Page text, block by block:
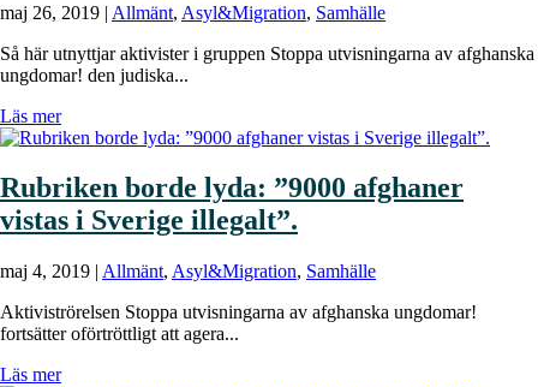
maj 26, 2019 | Allmänt, Asyl&Migration, Samhälle
Så här utnyttjar aktivister i gruppen Stoppa utvisningarna av afghanska
ungdomar! den judiska...
Läs mer
Rubriken borde lyda: ”9000 afghaner
vistas i Sverige illegalt”.
maj 4, 2019 | Allmänt, Asyl&Migration, Samhälle
Aktiviströrelsen Stoppa utvisningarna av afghanska ungdomar!
fortsätter oförtröttligt att agera...
Läs mer